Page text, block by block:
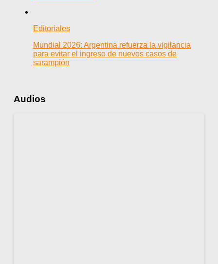
Editoriales
Mundial 2026: Argentina refuerza la vigilancia
para evitar el ingreso de nuevos casos de
sarampión
Audios